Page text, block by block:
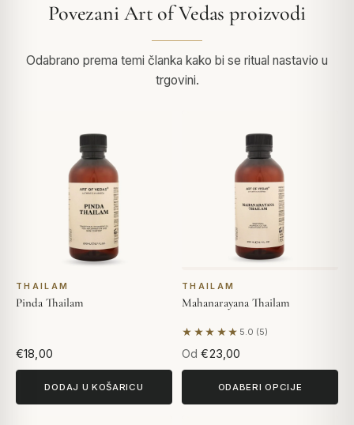
Povezani Art of Vedas proizvodi
Odabrano prema temi članka kako bi se ritual nastavio u
trgovini.
THAILAM
Pinda Thailam
€18,00
DODAJ U KOŠARICU
THAILAM
Mahanarayana Thailam
★★★★★ 5.0 (5)
Na temelju 5 recenzija
Od €23,00
ODABERI OPCIJE